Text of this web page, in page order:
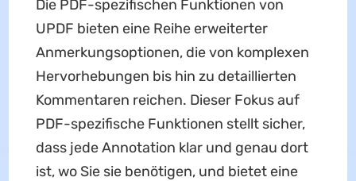
Die PDF-spezifischen Funktionen von
UPDF bieten eine Reihe erweiterter
Anmerkungsoptionen, die von komplexen
Hervorhebungen bis hin zu detaillierten
Kommentaren reichen. Dieser Fokus auf
PDF-spezifische Funktionen stellt sicher,
dass jede Annotation klar und genau dort
ist, wo Sie sie benötigen, und bietet eine